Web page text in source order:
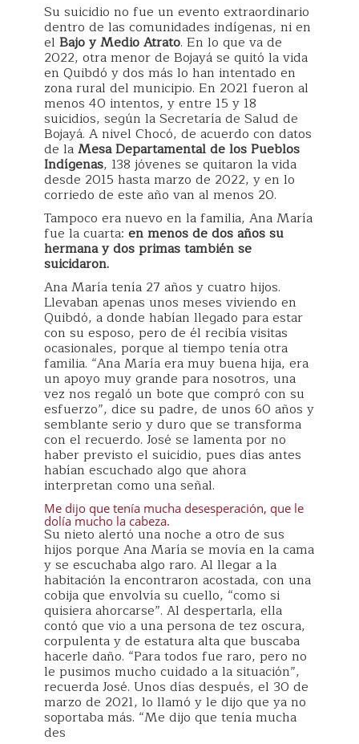
Su suicidio no fue un evento extraordinario
dentro de las comunidades indígenas, ni en
el Bajo y Medio Atrato. En lo que va de
2022, otra menor de Bojayá se quitó la vida
en Quibdó y dos más lo han intentado en
zona rural del municipio. En 2021 fueron al
menos 40 intentos, y entre 15 y 18
suicidios, según la Secretaría de Salud de
Bojayá. A nivel Chocó, de acuerdo con datos
de laMesa Departamental de los Pueblos
Indígenas, 138 jóvenes se quitaron la vida
desde 2015 hasta marzo de 2022, y en lo
corriedo de este año van al menos 20.
Tampoco era nuevo en la familia, Ana María
fue la cuarta: en menos de dos años su
hermana y dos primas también se
suicidaron.
Ana María tenía 27 años y cuatro hijos.
Llevaban apenas unos meses viviendo en
Quibdó, a donde habían llegado para estar
con su esposo, pero de él recibía visitas
ocasionales, porque al tiempo tenía otra
familia. “Ana María era muy buena hija, era
un apoyo muy grande para nosotros, una
vez nos regaló un bote que compró con su
esfuerzo”, dice su padre, de unos 60 años y
semblante serio y duro que se transforma
con el recuerdo. José se lamenta por no
haber previsto el suicidio, pues días antes
habían escuchado algo que ahora
interpretan como una señal.
Me dijo que tenía mucha desesperación, que le
dolía mucho la cabeza.
Su nieto alertó una noche a otro de sus
hijos porque Ana María se movía en la cama
y se escuchaba algo raro. Al llegar a la
habitación la encontraron acostada, con una
cobija que envolvía su cuello, “como si
quisiera ahorcarse”. Al despertarla, ella
contó que vio a una persona de tez oscura,
corpulenta y de estatura alta que buscaba
hacerle daño. “Para todos fue raro, pero no
le pusimos mucho cuidado a la situación”,
recuerda José. Unos días después, el 30 de
marzo de 2021, lo llamó y le dijo que ya no
soportaba más. “Me dijo que tenía mucha
des